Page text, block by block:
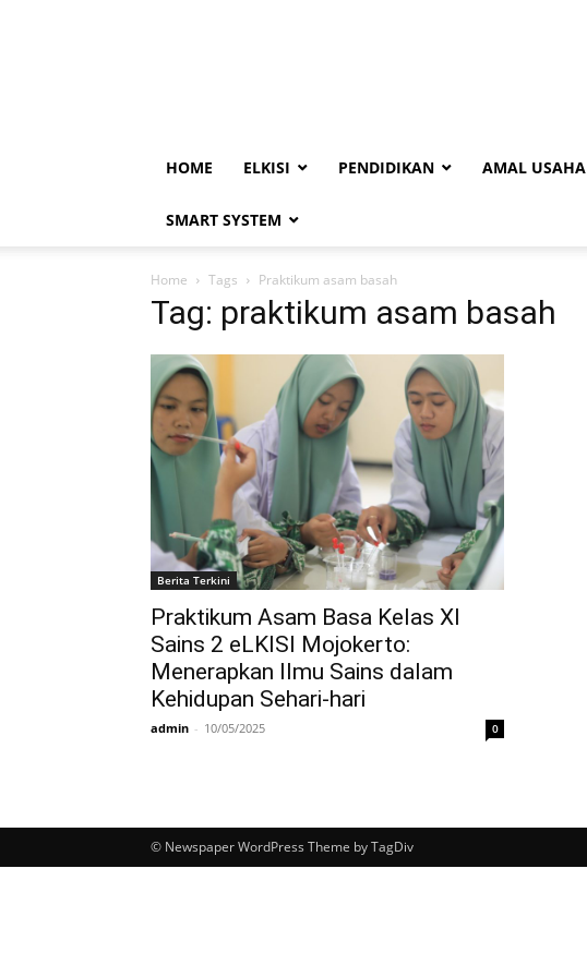
HOME ELKISI PENDIDIKAN AMAL USAHA
SMART SYSTEM
Home Tags Praktikum asam basah
Tag: praktikum asam basah
Berita Terkini
Praktikum Asam Basa Kelas XI
Sains 2 eLKISI Mojokerto:
Menerapkan Ilmu Sains dalam
Kehidupan Sehari-hari
admin - 10/05/2025 0
© Newspaper WordPress Theme by TagDiv